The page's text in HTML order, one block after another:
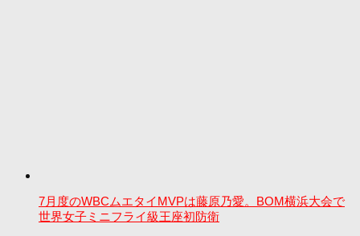
7月度のWBCムエタイMVPは藤原乃愛。BOM横浜大会で
世界女子ミニフライ級王座初防衛